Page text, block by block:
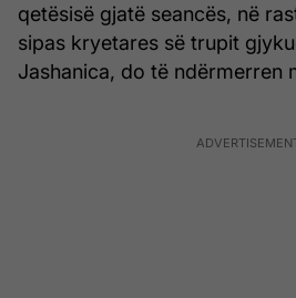
qetësisë gjatë seancës, në
sipas kryetares së trupit
Jashanica, do të ndërmerren